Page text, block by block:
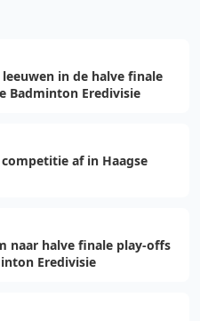
leeuwen in de halve finale
Badminton Eredivisie
af in Haagse
naar halve finale play-offs
Eredivisie